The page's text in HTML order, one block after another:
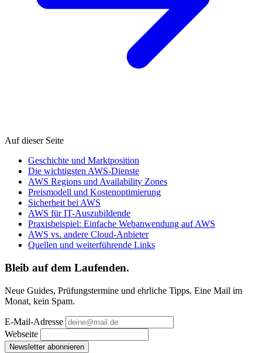
Auf dieser Seite
Geschichte und Marktposition
Die wichtigsten AWS-Dienste
AWS Regions und Availability Zones
Preismodell und Kostenoptimierung
Sicherheit bei AWS
AWS für IT-Auszubildende
Praxisbeispiel: Einfache Webanwendung auf AWS
AWS vs. andere Cloud-Anbieter
Quellen und weiterführende Links
Bleib auf dem Laufenden.
Neue Guides, Prüfungstermine und ehrliche Tipps. Eine Mail im
Monat, kein Spam.
E-Mail-Adresse
Webseite
Newsletter abonnieren